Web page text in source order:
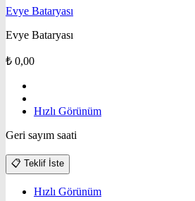
Evye Bataryası
Evye Bataryası
₺ 0,00
Hızlı Görünüm
Geri sayım saati
📋 Teklif İste
Hızlı Görünüm